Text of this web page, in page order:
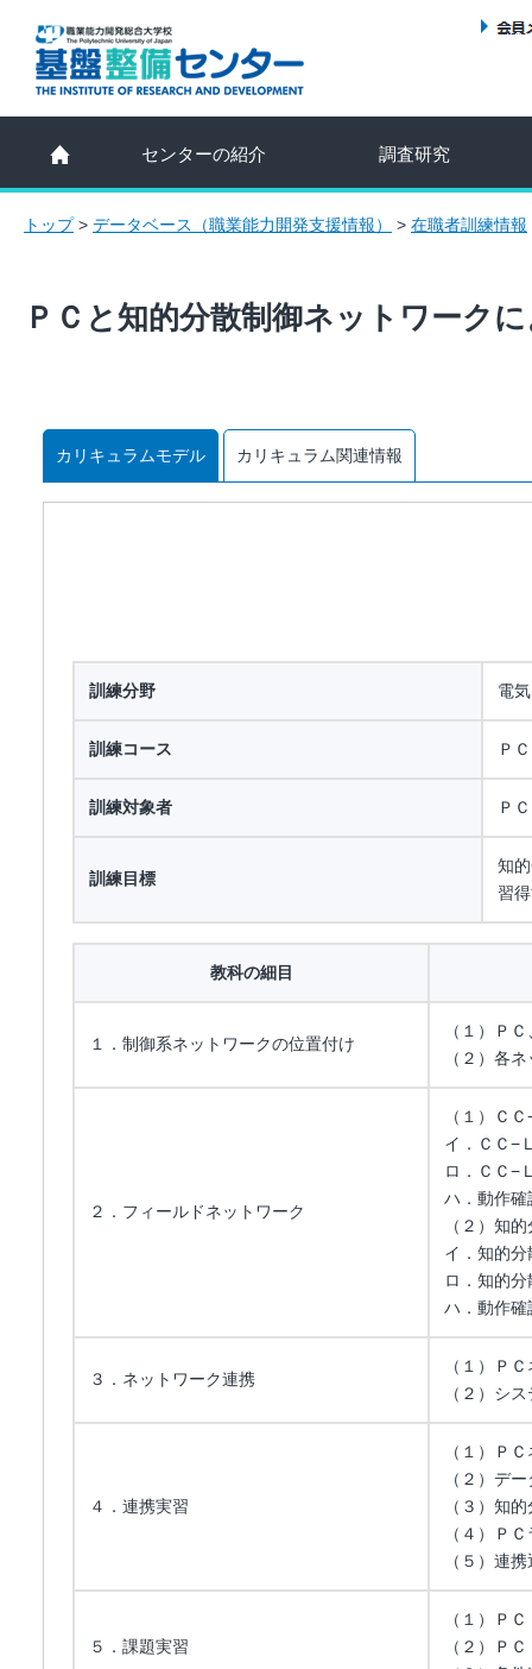
センターの紹介 調査研究
トップ> データベース（職業能力開発支援情報） > 在職者訓練情報
ＰＣと知的分散制御ネットワーク
カリキュラムモデル カリキュラム関連情報
訓練分野 電
訓練コース Ｐ
訓練対象者 Ｐ
訓練目標
知
習
教科の細目
１．制御系ネットワークの位置付け
（１）Ｐ
（２）各
２．フィールドネットワーク
（１）Ｃ
イ．ＣＣ−
ロ．ＣＣ−
ハ．動作確
（２）知
イ．知的
ロ．知的
ハ．動作確
３．ネットワーク連携
（１）Ｐ
（２）シ
４．連携実習
（１）Ｐ
（２）デ
（３）知
（４）Ｐ
（５）連
５．課題実習
（１）Ｐ
（２）Ｐ